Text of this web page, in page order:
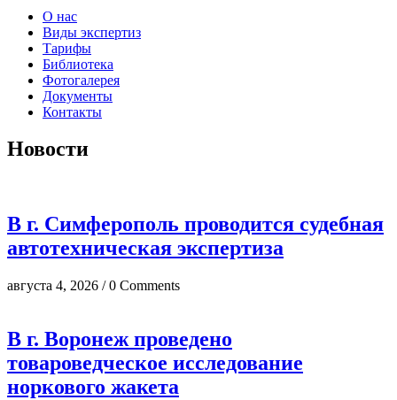
О нас
Виды экспертиз
Тарифы
Библиотека
Фотогалерея
Документы
Контакты
Новости
В г. Симферополь проводится судебная
автотехническая экспертиза
августа 4, 2026 / 0 Comments
В г. Воронеж проведено
товароведческое исследование
норкового жакета